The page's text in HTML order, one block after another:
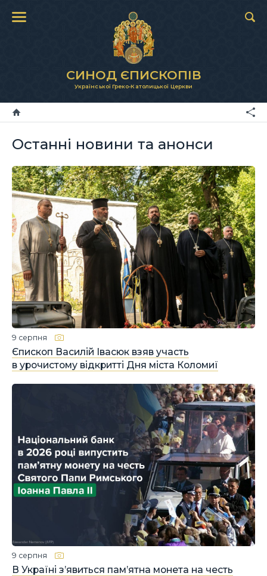
СИНОД ЄПИСКОПІВ
Української Греко-Католицької Церкви
Останні новини та анонси
Єпископ Василій Івасюк взяв участь
в урочистому відкритті Дня міста Коломиї
9 серпня
В Україні з’явиться пам’ятна монета на честь
9 серпня